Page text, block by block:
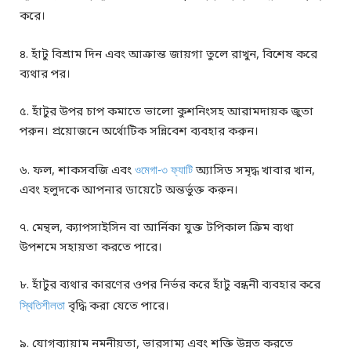
করে।
৪. হাঁটু বিশ্রাম দিন এবং আক্রান্ত জায়গা তুলে রাখুন, বিশেষ করে
ব্যথার পর।
৫. হাঁটুর উপর চাপ কমাতে ভালো কুশনিংসহ আরামদায়ক জুতা
পরুন। প্রয়োজনে অর্থোটিক সন্নিবেশ ব্যবহার করুন।
৬. ফল, শাকসবজি এবং ওমেগা-৩ ফ্যাটিঅ্যাসিড সমৃদ্ধ খাবার খান,
এবং হলুদকে আপনার ডায়েটে অন্তর্ভুক্ত করুন।
৭. মেন্থল, ক্যাপসাইসিন বা আর্নিকা যুক্ত টপিকাল ক্রিম ব্যথা
উপশমে সহায়তা করতে পারে।
৮. হাঁটুর ব্যথার কারণের ওপর নির্ভর করে হাঁটু বন্ধনী ব্যবহার করে
স্থিতিশীলতা বৃদ্ধি করা যেতে পারে।
৯. যোগব্যায়াম নমনীয়তা, ভারসাম্য এবং শক্তি উন্নত করতে